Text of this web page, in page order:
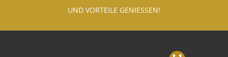
UND VORTEILE GENIESSEN!